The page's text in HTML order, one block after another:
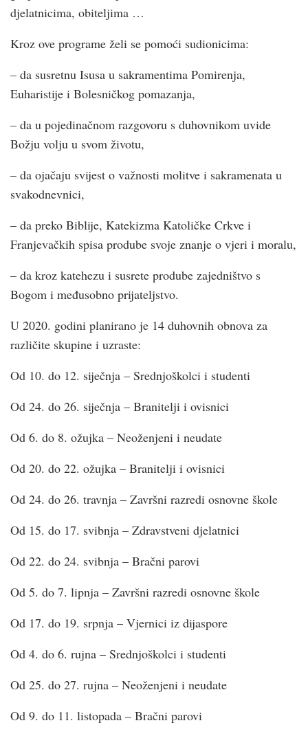
djelatnicima, obiteljima …
Kroz ove programe želi se pomoći sudionicima:
– da susretnu Isusa u sakramentima Pomirenja,
Euharistije i Bolesničkog pomazanja,
– da u pojedinačnom razgovoru s duhovnikom uvide
Božju volju u svom životu,
– da ojačaju svijest o važnosti molitve i sakramenata u
svakodnevnici,
– da preko Biblije, Katekizma Katoličke Crkve i
Franjevačkih spisa prodube svoje znanje o vjeri i moralu,
– da kroz katehezu i susrete prodube zajedništvo s
Bogom i međusobno prijateljstvo.
U 2020. godini planirano je 14 duhovnih obnova za
različite skupine i uzraste:
Od 10. do 12. siječnja – Srednjoškolci i studenti
Od 24. do 26. siječnja – Branitelji i ovisnici
Od 6. do 8. ožujka – Neoženjeni i neudate
Od 20. do 22. ožujka – Branitelji i ovisnici
Od 24. do 26. travnja – Završni razredi osnovne škole
Od 15. do 17. svibnja – Zdravstveni djelatnici
Od 22. do 24. svibnja – Bračni parovi
Od 5. do 7. lipnja – Završni razredi osnovne škole
Od 17. do 19. srpnja – Vjernici iz dijaspore
Od 4. do 6. rujna – Srednjoškolci i studenti
Od 25. do 27. rujna – Neoženjeni i neudate
Od 9. do 11. listopada – Bračni parovi